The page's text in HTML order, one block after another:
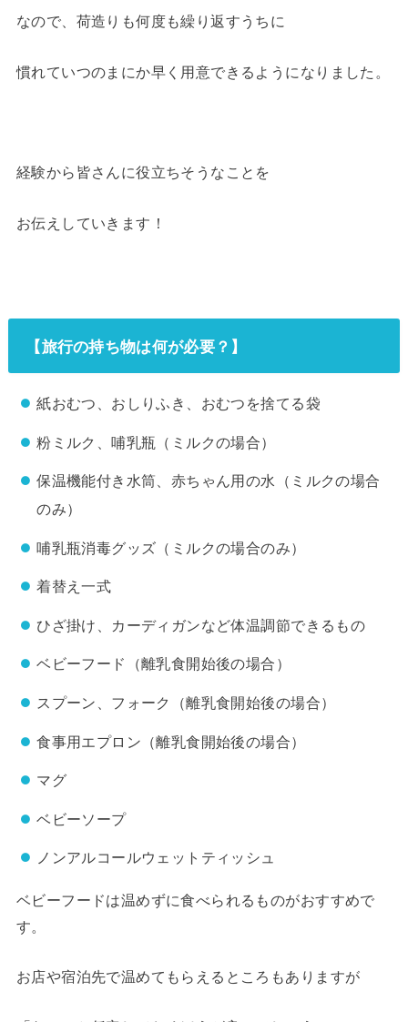
なので、荷造りも何度も繰り返すうちに
慣れていつのまにか早く用意できるようになりました。
経験から皆さんに役立ちそうなことを
お伝えしていきます！
【旅行の持ち物は何が必要？】
紙おむつ、おしりふき、おむつを捨てる袋
粉ミルク、哺乳瓶（ミルクの場合）
保温機能付き水筒、赤ちゃん用の水（ミルクの場合
のみ）
哺乳瓶消毒グッズ（ミルクの場合のみ）
着替え一式
ひざ掛け、カーディガンなど体温調節できるもの
ベビーフード（離乳食開始後の場合）
スプーン、フォーク（離乳食開始後の場合）
食事用エプロン（離乳食開始後の場合）
マグ
ベビーソープ
ノンアルコールウェットティッシュ
ベビーフードは温めずに食べられるものがおすすめで
す。
お店や宿泊先で温めてもらえるところもありますが